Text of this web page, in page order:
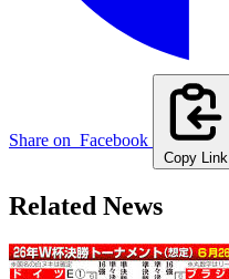
Share on Facebook
Copy Link
Related News